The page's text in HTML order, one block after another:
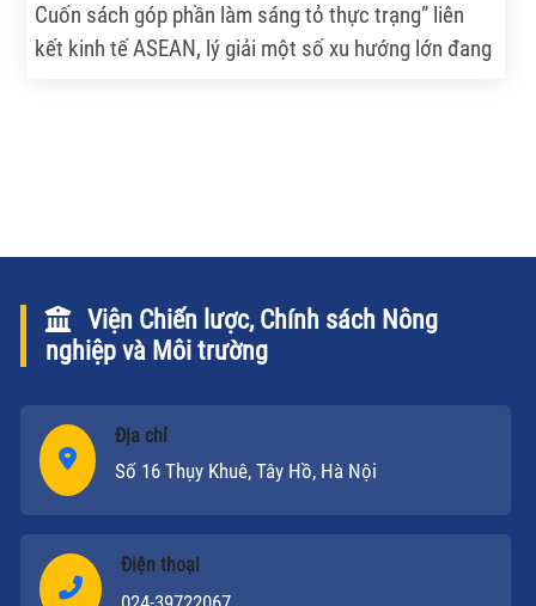
Cuốn sách góp phần làm sáng tỏ thực trạng” liên
kết kinh tế ASEAN, lý giải một số xu hướng lớn đang
Viện Chiến lược, Chính sách Nông
nghiệp và Môi trường
Địa chỉ
Số 16 Thụy Khuê, Tây Hồ, Hà Nội
Điện thoại